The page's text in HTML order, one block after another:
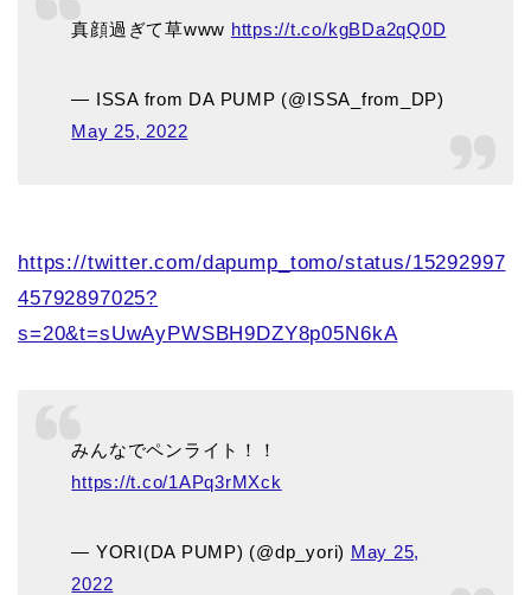
真顔過ぎて草www https://t.co/kgBDa2qQ0D
— ISSA from DA PUMP (@ISSA_from_DP)
May 25, 2022
https://twitter.com/dapump_tomo/status/15292997
45792897025?
s=20&t=sUwAyPWSBH9DZY8p05N6kA
みんなでペンライト！！
https://t.co/1APq3rMXck
— YORI(DA PUMP) (@dp_yori) May 25,
2022